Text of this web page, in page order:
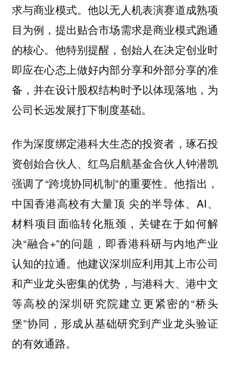
求与商业模式。他以无人机表演赛道成熟项
目为例，提出贴合市场需求是商业模式跑通
的核心。他特别提醒，创始人在决定创业时
即应在心态上做好内部分享和外部分享的准
备，并在设计股权结构时予以体现落地，为
公司长远发展打下制度基础。
作为深度绑定港科大生态的投资者，琢石投
资创始合伙人、红鸟启航基金合伙人钟潜凯
强调了“跨境协同机制”的重要性。他指出，
中国香港高校有大量顶 尖的半导体、AI、
材料项目面临转化瓶颈，关键在于如何解
决“融合+”的问题，即香港科研与内地产业
认知的拉通。他建议深圳应利用其上市公司
和产业龙头密集的优势，与港科大、港中文
等高校的深圳研究院建立更紧密的“桥头
堡”协同，形成从基础研究到产业龙头验证
的有效通路。